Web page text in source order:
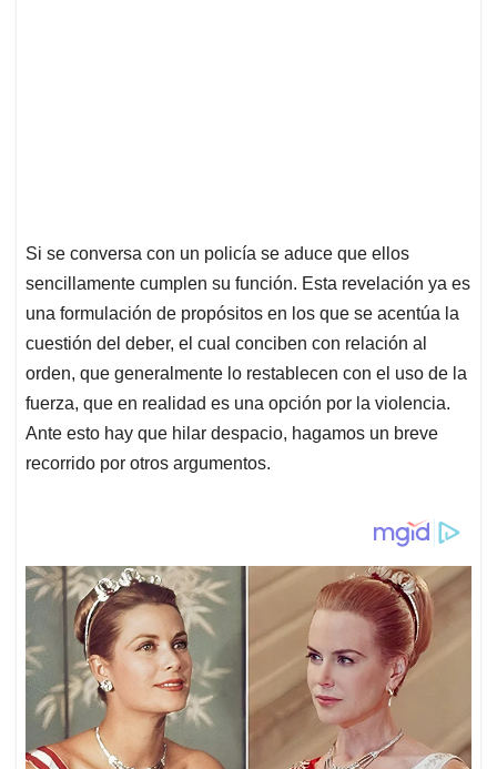
Si se conversa con un policía se aduce que ellos
sencillamente cumplen su función. Esta revelación ya es
una formulación de propósitos en los que se acentúa la
cuestión del deber, el cual conciben con relación al
orden, que generalmente lo restablecen con el uso de la
fuerza, que en realidad es una opción por la violencia.
Ante esto hay que hilar despacio, hagamos un breve
recorrido por otros argumentos.